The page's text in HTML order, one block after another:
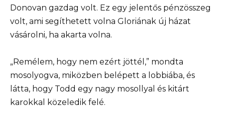
Donovan gazdag volt. Ez egy jelentős pénzösszeg
volt, ami segíthetett volna Gloriának új házat
vásárolni, ha akarta volna.
„Remélem, hogy nem ezért jöttél,” mondta
mosolyogva, miközben belépett a lobbiába, és
látta, hogy Todd egy nagy mosollyal és kitárt
karokkal közeledik felé.